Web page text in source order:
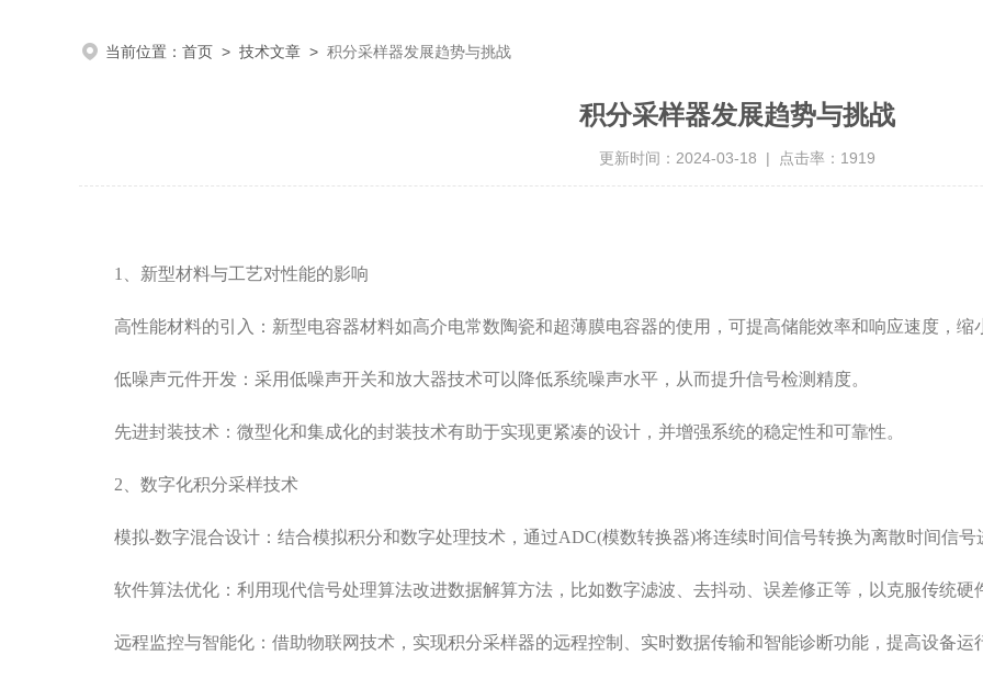
当前位置： 首页 > 技术文章 > 积分采样器发展趋势与挑战
积分采样器发展趋势与挑战
更新时间：2024-03-18 | 点击率：1919
1、新型材料与工艺对性能的影响
高性能材料的引入：新型电容器材料如高介电常数陶瓷和超薄膜电容器的使用，可提高储能效率和响应速度，缩
低噪声元件开发：采用低噪声开关和放大器技术可以降低系统噪声水平，从而提升信号检测精度。
先进封装技术：微型化和集成化的封装技术有助于实现更紧凑的设计，并增强系统的稳定性和可靠性。
2、数字化积分采样技术
模拟-数字混合设计：结合模拟积分和数字处理技术，通过ADC(模数转换器)将连续时间信号转换为离散时间信号
软件算法优化：利用现代信号处理算法改进数据解算方法，比如数字滤波、去抖动、误差修正等，以克服传统硬
远程监控与智能化：借助物联网技术，实现积分采样器的远程控制、实时数据传输和智能诊断功能，提高设备运